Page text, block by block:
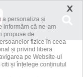
rea
×
a personaliza și
informăm că ne-am
propuse de
fizice în ceea
și privind libera
pe Website-ul
și înțelege conținutul